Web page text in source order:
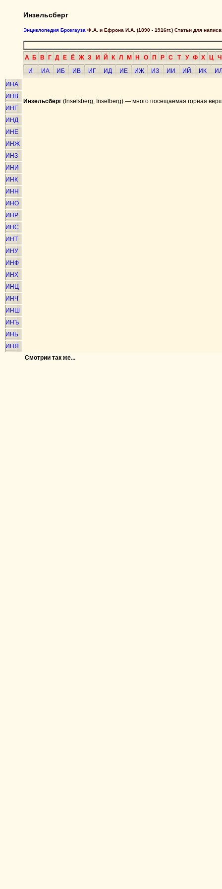
Инзельсберг
Энциклопедия Брокгауза Ф.А. и Ефрона И.А. (1890 - 1916гг.) Статьи для
А Б В Г Д Е Ё Ж З И Й К Л М Н О П Р С Т У Ф Х Ц Ч
И
ИА ИБ ИВ ИГ ИД ИЕ ИЖ ИЗ ИИ ИЙ ИК
ИНА
ИНВ
ИНГ
ИНД
ИНЕ
ИНЖ
ИНЗ
ИНИ
ИНК
ИНН
ИНО
ИНР
ИНС
ИНТ
ИНУ
ИНФ
ИНХ
ИНЦ
ИНЧ
ИНШ
ИНЪ
ИНЬ
ИНЯ
Инзельсберг (Inselsberg, Inselberg) — много посещаемая горная
Смотрии так же...